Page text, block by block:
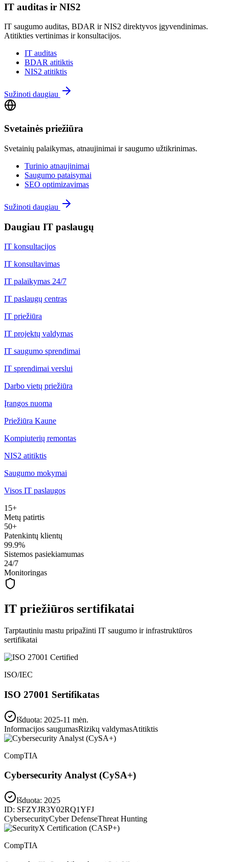
IT auditas ir NIS2
IT saugumo auditas, BDAR ir NIS2 direktyvos įgyvendinimas.
Atitikties vertinimas ir konsultacijos.
IT auditas
BDAR atitiktis
NIS2 atitiktis
Sužinoti daugiau
Svetainės priežiūra
Svetainių palaikymas, atnaujinimai ir saugumo užtikrinimas.
Turinio atnaujinimai
Saugumo pataisymai
SEO optimizavimas
Sužinoti daugiau
Daugiau IT paslaugų
IT konsultacijos
IT konsultavimas
IT palaikymas 24/7
IT paslaugų centras
IT priežiūra
IT projektų valdymas
IT saugumo sprendimai
IT sprendimai verslui
Darbo vietų priežiūra
Įrangos nuoma
Priežiūra Kaune
Kompiuterių remontas
NIS2 atitiktis
Saugumo mokymai
Visos IT paslaugos
15+
Metų patirtis
50+
Patenkintų klientų
99.9%
Sistemos pasiekiamumas
24/7
Monitoringas
IT priežiūros sertifikatai
Tarptautiniu mastu pripažinti IT saugumo ir infrastruktūros
sertifikatai
ISO/IEC
ISO 27001 Sertifikatas
Išduota: 2025-11 mėn.
Informacijos saugumasRizikų valdymasAtitiktis
CompTIA
Cybersecurity Analyst (CySA+)
Išduota: 2025
ID: SFZYJR3Y02RQ1YFJ
CybersecurityCyber DefenseThreat Hunting
CompTIA